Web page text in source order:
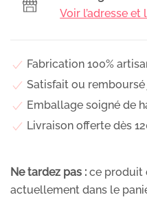
séchées
stabilisées
oranges
Nila
Voir l’adresse et
Fabrication 100%
Satisfait ou remboursé
Emballage soigné de
Livraison offerte dès
Ne tardez pas : ce produit
actuellement dans le